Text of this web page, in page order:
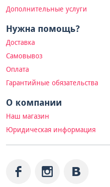
Дополнительные услуги
Нужна помощь?
Доставка
Самовывоз
Оплата
Гарантийные обязательства
О компании
Наш магазин
Юридическая информация